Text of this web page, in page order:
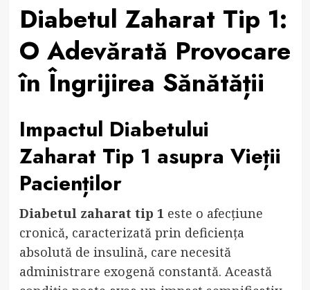
Diabetul Zaharat Tip 1:
O Adevărată Provocare
în Îngrijirea Sănătății
Impactul Diabetului
Zaharat Tip 1 asupra Vieții
Pacienților
Diabetul zaharat tip 1 este o afecțiune
cronică, caracterizată prin deficiența
absolută de insulină, care necesită
administrare exogenă constantă. Această